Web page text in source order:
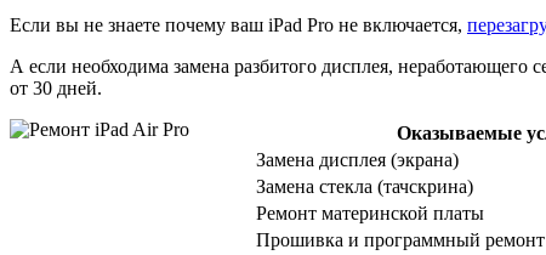
Если вы не знаете почему ваш iPad Pro не включается,
А если необходима замена разбитого дисплея,
от 30 дней.
Оказываемые
Замена дисплея (экрана)
Замена стекла (тачскрина)
Ремонт материнской платы
Прошивка и программный ремонт